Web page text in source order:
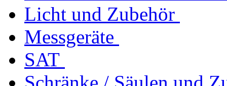
Licht und Zubehör
Messgeräte
SAT